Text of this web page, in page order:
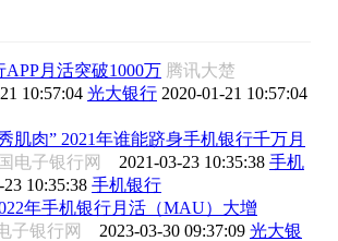
月活突破1000万 腾讯大楚
10:57:04 光大银行 2020-01-21 10:57:04
肌肉” 2021年谁能跻身手机银行千万月
电子银行网 2021-03-23 10:35:38 手机
23 10:35:38 手机银行
年手机银行月活（MAU）大增
子银行网 2023-03-30 09:37:09 光大银